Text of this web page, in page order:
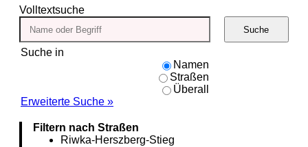
Volltextsuche
Suche in
Namen
Straßen
Überall
Erweiterte Suche »
Suche
Filtern nach Straßen
Riwka-Herszberg-Stieg